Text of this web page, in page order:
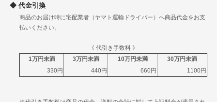
沖縄
代金引換
商品のお届け時に宅配業者（ヤマト運輸ドライバー）へ商品代金をお支
払いください。
《 代引き手数料 》
1万円未満
3万円未満 10万円未満
30万円未満
330円
440円 660円 1100円